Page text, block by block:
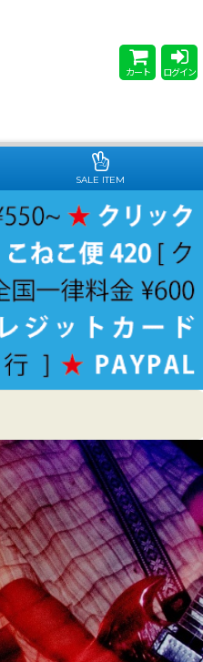
カート ログイン
SALE ITEM